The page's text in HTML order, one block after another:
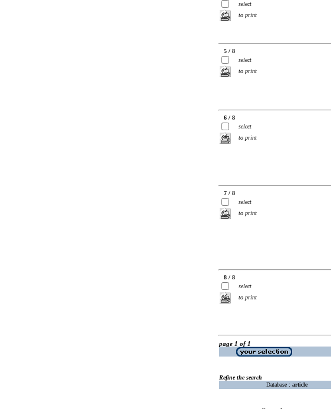
select
to print
5 / 8
select
to print
6 / 8
select
to print
7 / 8
select
to print
8 / 8
select
to print
page 1 of 1
Refine the search
Database : article